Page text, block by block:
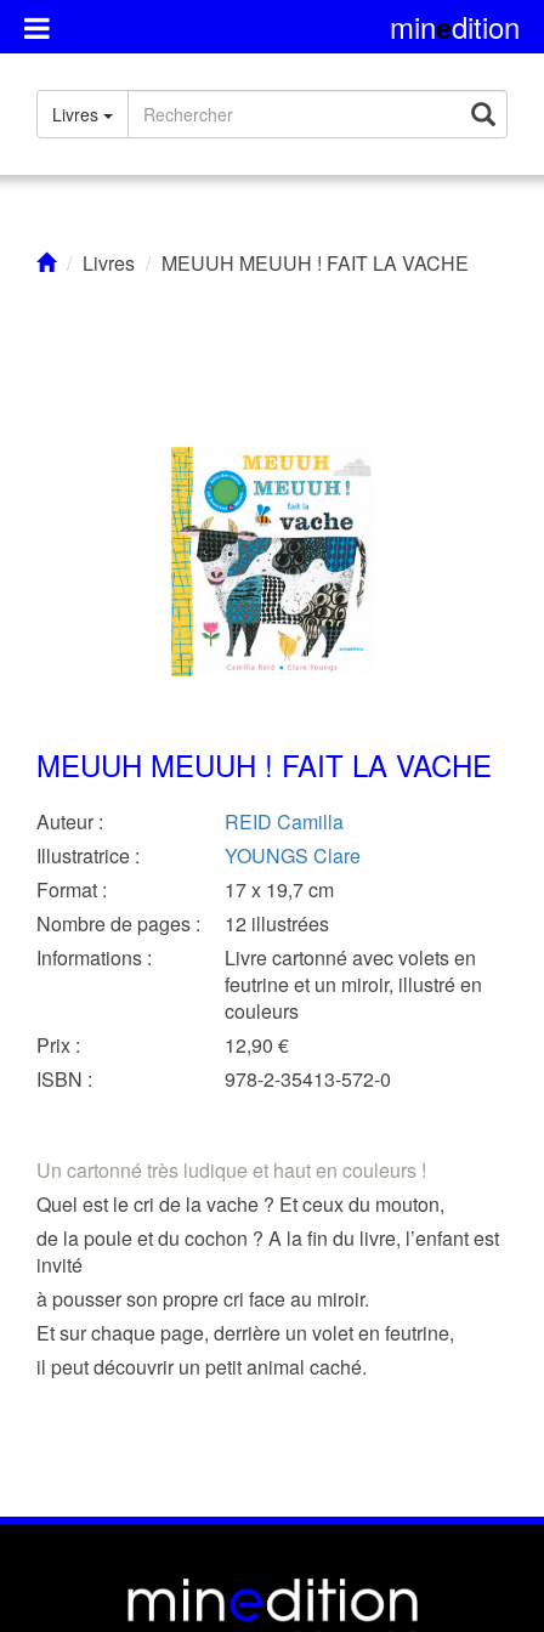
minedition
Rights
Contact
Livres
Livres MEUUH MEUUH ! FAIT LA VACHE
MEUUH MEUUH ! FAIT LA VACHE
Auteur :
REID Camilla
Illustratrice :
YOUNGS Clare
Format :
17 x 19,7 cm
Nombre de pages :
12 illustrées
Informations :
Livre cartonné avec volets en
feutrine et un miroir, illustré en
couleurs
Prix :
12,90 €
ISBN : 978-2-35413-572-0
Un cartonné très ludique et haut en couleurs !
Quel est le cri de la vache ? Et ceux du mouton,
de la poule et du cochon ? A la fin du livre, l’enfant est
invité
à pousser son propre cri face au miroir.
Et sur chaque page, derrière un volet en feutrine,
il peut découvrir un petit animal caché.